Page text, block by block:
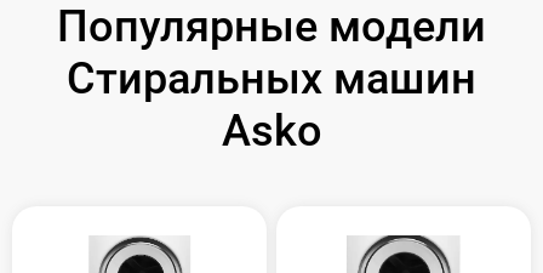
Популярные модели
Стиральных машин
Asko